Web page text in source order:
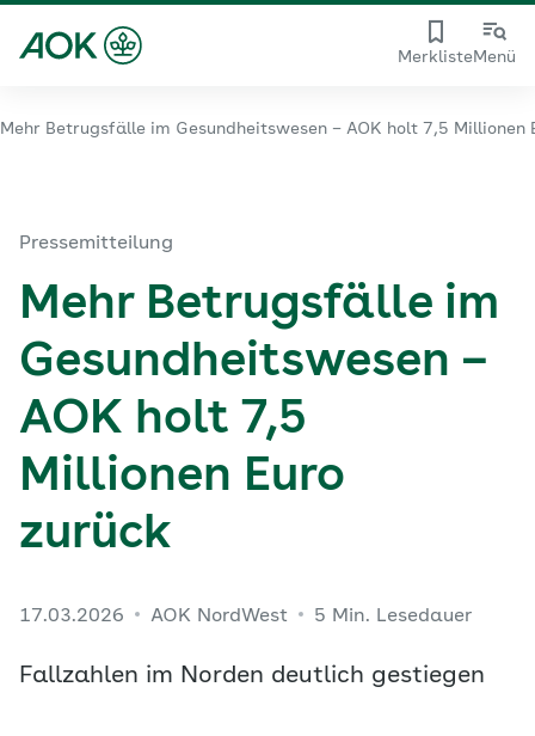
MerklisteMenü
Mehr Betrugsfälle im Gesundheitswesen – AOK holt 7,5 Millionen
Pressemitteilung
Mehr Betrugsfälle im
Gesundheitswesen –
AOK holt 7,5
Millionen Euro
zurück
17.03.2026 AOK NordWest 5 Min. Lesedauer
Fallzahlen im Norden deutlich gestiegen